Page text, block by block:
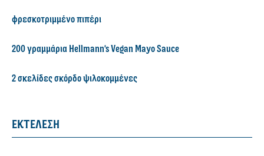
φρεσκοτριμμένο πιπέρι
200 γραμμάρια Hellmann's Vegan Mayo Sauce
2 σκελίδες σκόρδο ψιλοκομμένες
ΕΚΤΕΛΕΣΗ